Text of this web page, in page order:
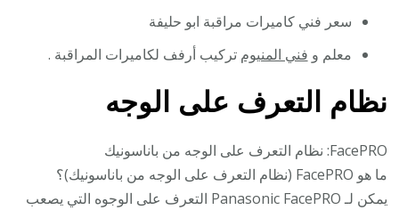
سعر فني كاميرات مراقبة ابو حليفة
معلم و فني المنيوم تركيب أرفف لكاميرات المراقبة .
نظام التعرف على الوجه
FacePRO: نظام التعرف على الوجه من باناسونيك
ما هو FacePRO (نظام التعرف على الوجه من باناسونيك)؟
يمكن لـ Panasonic FacePRO التعرف على الوجوه التي يصعب